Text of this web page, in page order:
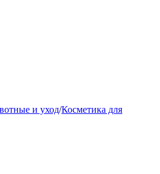
и уход/Косметика для